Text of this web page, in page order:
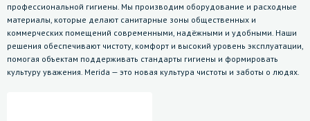
профессиональной гигиены. Мы производим оборудование и расходные
материалы, которые делают санитарные зоны общественных и
коммерческих помещений современными, надёжными и удобными. Наши
решения обеспечивают чистоту, комфорт и высокий уровень эксплуатации,
помогая объектам поддерживать стандарты гигиены и формировать
культуру уважения. Merida — это новая культура чистоты и заботы о людях.